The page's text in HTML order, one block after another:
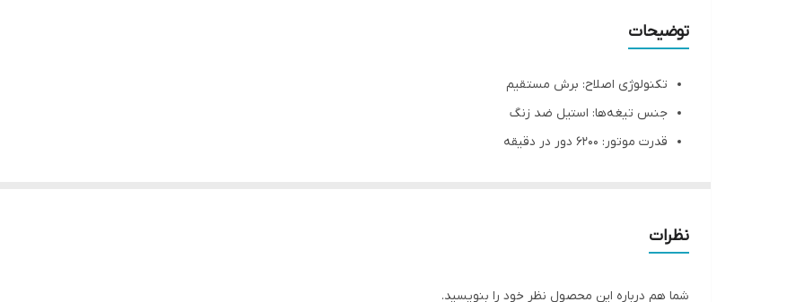
توضیحات
تکنولوژی اصلاح: برش مستقیم
جنس تیغه‌ها: استیل ضد زنگ
قدرت موتور: 6200 دور در دقیقه
منبع انرژی: باتری 1400 میلی آمپری
مدت زمان شارژ کامل: 2 ساعت
نظرات
شما هم درباره این محصول نظر خود را بنویسید.